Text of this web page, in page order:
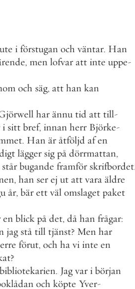
ute i förstugan och väntar. Han
, men lofvar att inte uppe-
och säg, att han kan
har ännu tid att till-
i sitt bref, innan herr Björke-
. Han är åtföljd af en
lägger sig på dörrmattan,
står bugande framför skrifbordet
, han ser ej ut att vara äldre
år, bär ett väl omslaget paket
en blick på det, då han frågar:
jag stå till tjänst? Men har
förut, och ha vi inte en
?
bibliotekarien. Jag var i början
och köpte Yver-